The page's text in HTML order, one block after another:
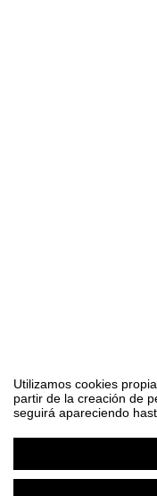
Utilizamos cookies
partir de la creación de
seguirá apareciendo